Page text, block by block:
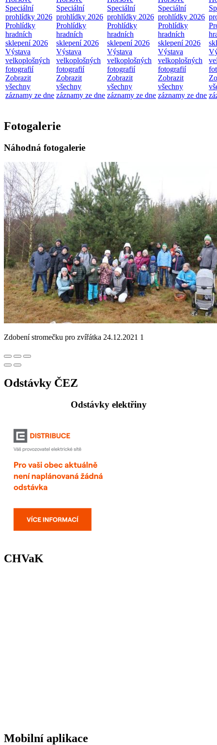
Speciální
prohlídky 2026
Prohlídky
hradních
sklepení 2026
Výstava
velkoplošných
fotografií
Zobrazit
všechny
záznamy ze dne
Speciální
prohlídky 2026
Prohlídky
hradních
sklepení 2026
Výstava
velkoplošných
fotografií
Zobrazit
všechny
záznamy ze dne
Speciální
prohlídky 2026
Prohlídky
hradních
sklepení 2026
Výstava
velkoplošných
fotografií
Zobrazit
všechny
záznamy ze dne
Speciální
prohlídky 2026
Prohlídky
hradních
sklepení 2026
Výstava
velkoplošných
fotografií
Zobrazit
všechny
záznamy ze dne
Fotogalerie
Náhodná fotogalerie
Zdobení stromečku pro zvířátka 24.12.2021 1
Odstávky ČEZ
Odstávky elektřiny
CHVaK
Mobilní aplikace